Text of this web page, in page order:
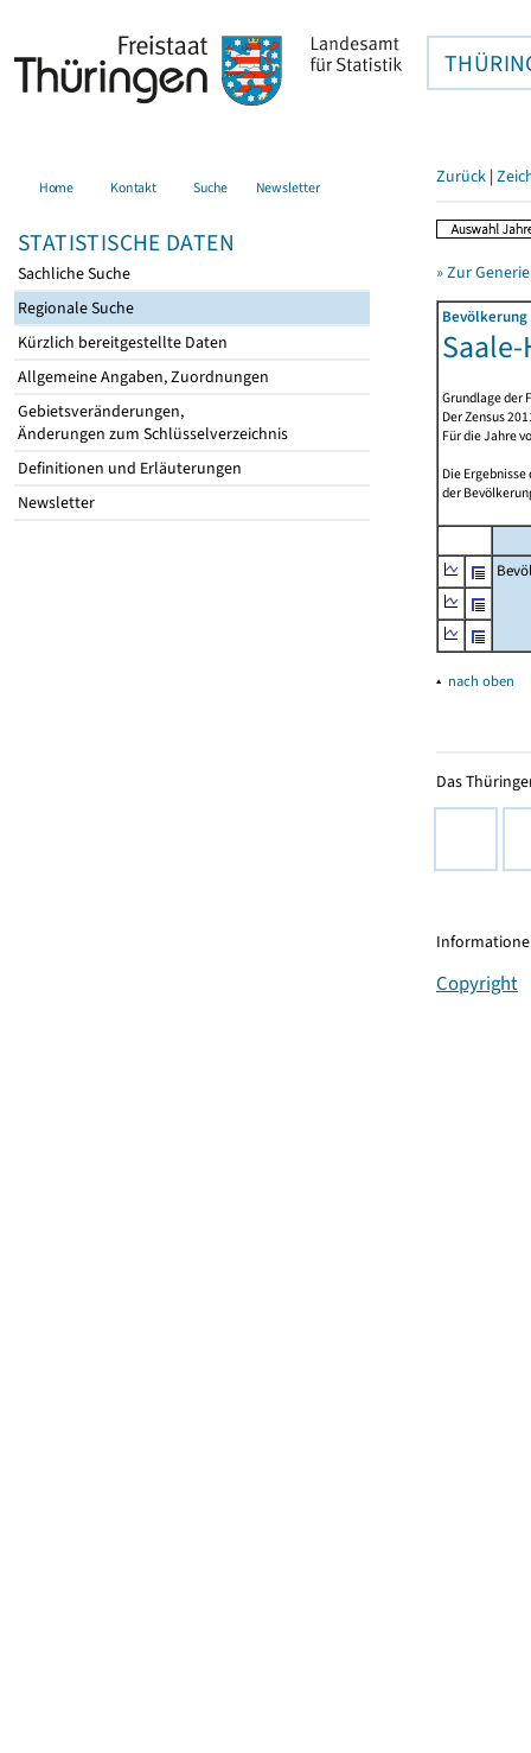
Home Kontakt Suche Newsletter
STATISTISCHE DATEN
Sachliche Suche
Regionale Suche
Kürzlich bereitgestellte Daten
Allgemeine Angaben, Zuordnungen
Gebietsveränderungen,
Änderungen zum Schlüsselverzeichnis
Definitionen und Erläuterungen
Newsletter
Zurück |
» Zur
Grundlage der
Der Zensus
Für die Jahre
Die
der
▴ nach oben
Das
Copyright